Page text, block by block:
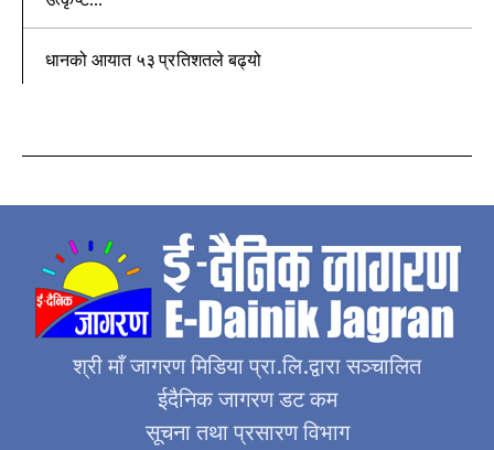
धानको आयात ५३ प्रतिशतले बढ्यो
श्री माँ जागरण मिडिया प्रा.लि.द्वारा सञ्चालित
ईदैनिक जागरण डट कम
सूचना तथा प्रसारण विभाग